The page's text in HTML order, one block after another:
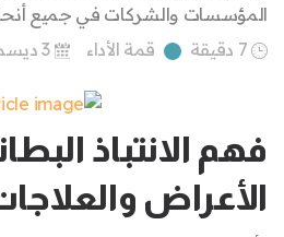
المؤسسات والشركات في جميع
7 دقيقة
قمة الأداء 3 ديسمبر 2024
فهم الانتباذ
الأعراض